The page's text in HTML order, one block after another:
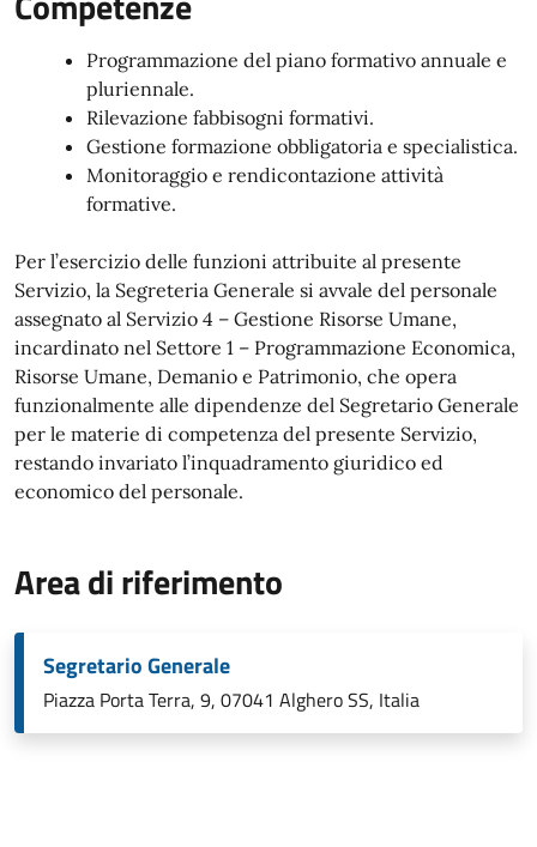
Programmazione del piano formativo annuale e
pluriennale.
Rilevazione fabbisogni formativi.
Gestione formazione obbligatoria e specialistica.
Monitoraggio e rendicontazione attività
formative.
Per l’esercizio delle funzioni attribuite al presente
Servizio, la Segreteria Generale si avvale del personale
assegnato al Servizio 4 – Gestione Risorse Umane,
incardinato nel Settore 1 – Programmazione Economica,
Risorse Umane, Demanio e Patrimonio, che opera
funzionalmente alle dipendenze del Segretario Generale
per le materie di competenza del presente Servizio,
restando invariato l’inquadramento giuridico ed
economico del personale.
Area di riferimento
Segretario Generale
Piazza Porta Terra, 9, 07041 Alghero SS, Italia